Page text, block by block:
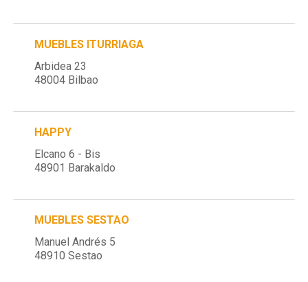
MUEBLES ITURRIAGA
Arbidea 23
48004 Bilbao
HAPPY
Elcano 6 - Bis
48901 Barakaldo
MUEBLES SESTAO
Manuel Andrés 5
48910 Sestao